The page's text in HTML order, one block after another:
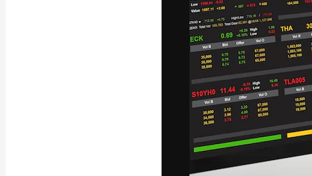
La plataforma
trabajo. Más
entre
estudios.
Español